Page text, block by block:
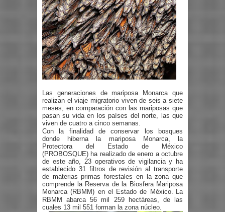
Las generaciones de mariposa Monarca que
realizan el viaje migratorio viven de seis a siete
meses, en comparación con las mariposas que
pasan su vida en los países del norte, las que
viven de cuatro a cinco semanas.
Con la finalidad de conservar los bosques
donde hiberna la mariposa Monarca, la
Protectora del Estado de México
(PROBOSQUE) ha realizado de enero a octubre
de este año, 23 operativos de vigilancia y ha
establecido 31 filtros de revisión al transporte
de materias primas forestales en la zona que
comprende la Reserva de la Biosfera Mariposa
Monarca (RBMM) en el Estado de México. La
RBMM abarca 56 mil 259 hectáreas, de las
cuales 13 mil 551 forman la zona núcleo.